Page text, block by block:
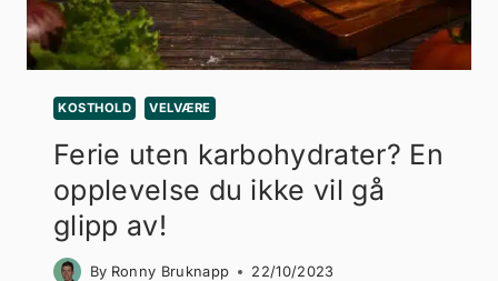
KOSTHOLD VELVÆRE
Ferie uten karbohydrater? En
opplevelse du ikke vil gå
glipp av!
By Ronny Bruknapp 22/10/2023